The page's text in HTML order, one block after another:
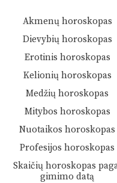
Akmenų horoskopas
Dievybių horoskopas
Erotinis horoskopas
Kelionių horoskopas
Medžių horoskopas
Mitybos horoskopas
Nuotaikos horoskopas
Profesijos horoskopas
Skaičių horoskopas
gimimo datą